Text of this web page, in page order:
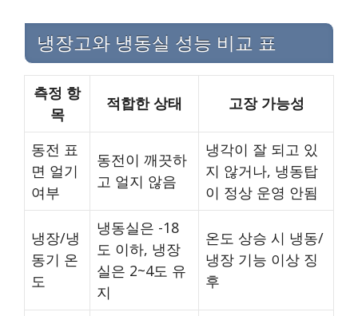
냉장고와 냉동실 성능 비교 표
측정 항
목
적합한 상태 고장 가능성
동전 표
면 얼기
여부
동전이 깨끗하
고 얼지 않음
냉각이 잘 되고 있
지 않거나, 냉동탑
이 정상 운영 안됨
냉장/냉
동기 온
도
냉동실은 -18
도 이하, 냉장
실은 2~4도 유
지
온도 상승 시 냉동/
냉장 기능 이상 징
후